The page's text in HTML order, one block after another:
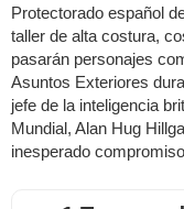
Protectorado español
taller de alta costura,
pasarán personajes
Asuntos Exteriores
jefe de la inteligencia
Mundial, Alan Hug
inesperado